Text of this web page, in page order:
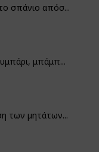
σπάνιο απόσ...
μπάμπ...
των μητάτων...